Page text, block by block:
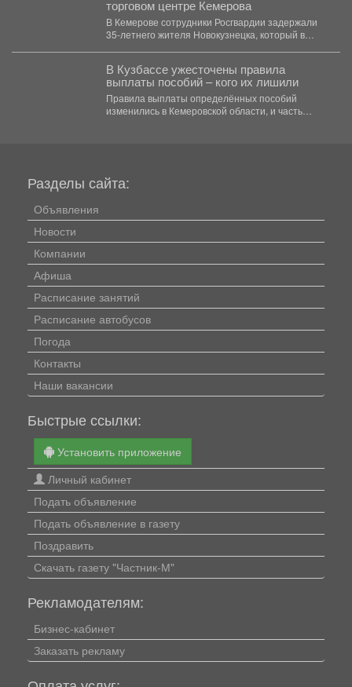
торговом центре Кемерова
В Кемерове сотрудники Росгвардии задержали
35-летнего жителя Новокузнецка, который в
В Кузбассе ужесточены правила
выплаты пособий – кого их лишили
Правила выплаты определённых пособий
изменились в Кемеровской области, и часть
Разделы сайта:
Объявления
Новости
Компании
Афиша
Расписание занятий
Расписание автобусов
Погода
Контакты
Наши вакансии
Быстрые ссылки:
Установить приложение
Личный кабинет
Подать объявление
Подать объявление в газету
Поздравить
Скачать газету "Частник-М"
Рекламодателям:
Бизнес-кабинет
Заказать рекламу